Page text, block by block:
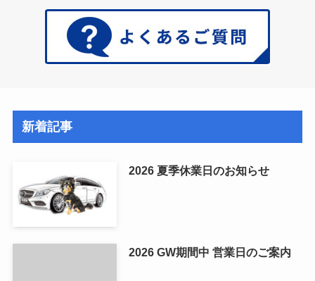
新着記事
2026 夏季休業日のお知らせ
2026 GW期間中 営業日のご案内